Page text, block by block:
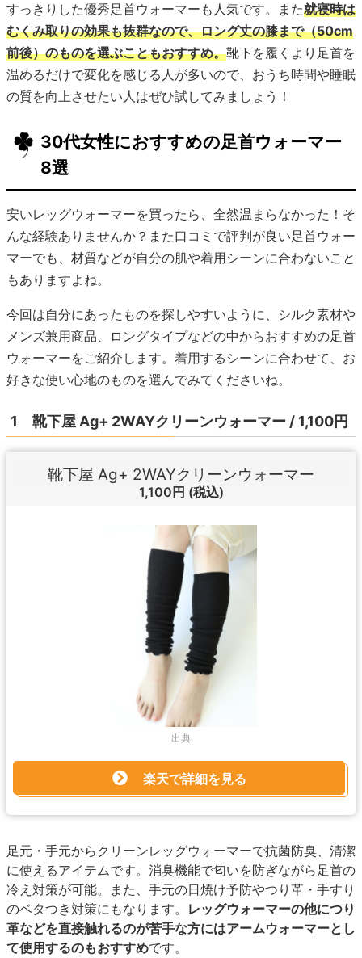
すっきりした優秀足首ウォーマーも人気です。また就寝時は
むくみ取りの効果も抜群なので、ロング丈の膝まで（50cm
前後）のものを選ぶこともおすすめ。靴下を履くより足首を
温めるだけで変化を感じる人が多いので、おうち時間や睡眠
の質を向上させたい人はぜひ試してみましょう！
30代女性におすすめの足首ウォーマー
8選
安いレッグウォーマーを買ったら、全然温まらなかった！そ
んな経験ありませんか？また口コミで評判が良い足首ウォー
マーでも、材質などが自分の肌や着用シーンに合わないこと
もありますよね。
今回は自分にあったものを探しやすいように、シルク素材や
メンズ兼用商品、ロングタイプなどの中からおすすめの足首
ウォーマーをご紹介します。着用するシーンに合わせて、お
好きな使い心地のものを選んでみてくださいね。
1 靴下屋 Ag+ 2WAYクリーンウォーマー / 1,100円
靴下屋 Ag+ 2WAYクリーンウォーマー
1,100円 (税込)
出典
楽天で詳細を見る
足元・手元からクリーンレッグウォーマーで抗菌防臭、清潔
に使えるアイテムです。消臭機能で匂いを防ぎながら足首の
冷え対策が可能。また、手元の日焼け予防やつり革・手すり
のベタつき対策にもなります。 レッグウォーマーの他につり
革などを直接触れるのが苦手な方にはアームウォーマーとし
て使用するのもおすすめです。